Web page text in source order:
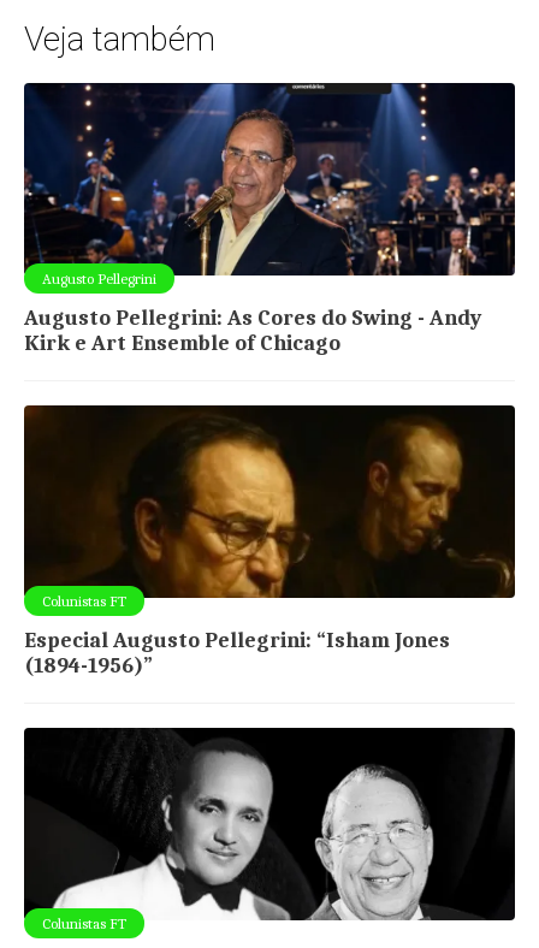
Veja também
Augusto Pellegrini
Augusto Pellegrini: As Cores do Swing - Andy
Kirk e Art Ensemble of Chicago
Colunistas FT
Especial Augusto Pellegrini: “Isham Jones
(1894-1956)”
Colunistas FT